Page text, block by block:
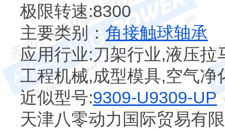
极限转速:8300
主要类别：角接触球轴承
应用行业:刀架行业,液压
工程机械,成型模具,空气
近似型号:9309-U9309-UP
天津八零动力国际贸易有